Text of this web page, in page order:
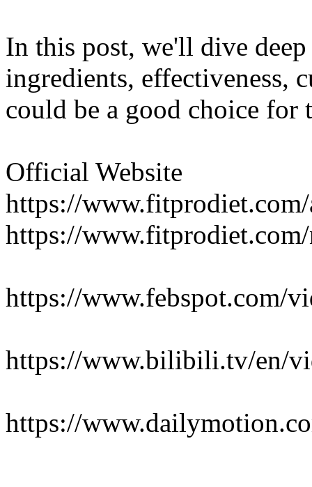
In this post, we'll dive
ingredients, effectiveness,
could be a good choice for
Official Website
https://
https://
https://www.febspot.com/
https://www.bilibili.tv/en/
https://